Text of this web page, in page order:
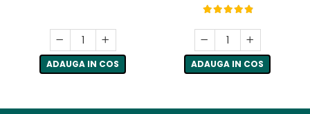
ADAUGA IN COS ADAUGA IN COS